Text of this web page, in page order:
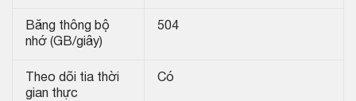
Băng thông bộ
nhớ (GB/giây)
504
Theo dõi tia thời
gian thực
Có